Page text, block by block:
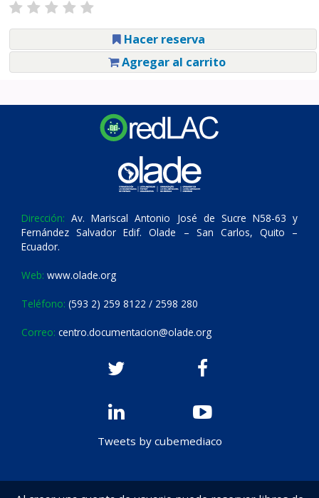
Hacer reserva
Agregar al carrito
Dirección: Av. Mariscal Antonio José de Sucre N58-63 y
Fernández Salvador Edif. Olade – San Carlos, Quito –
Ecuador.
Web: www.olade.org
Teléfono: (593 2) 259 8122 / 2598 280
Correo: centro.documentacion@olade.org
Tweets by cubemediaco